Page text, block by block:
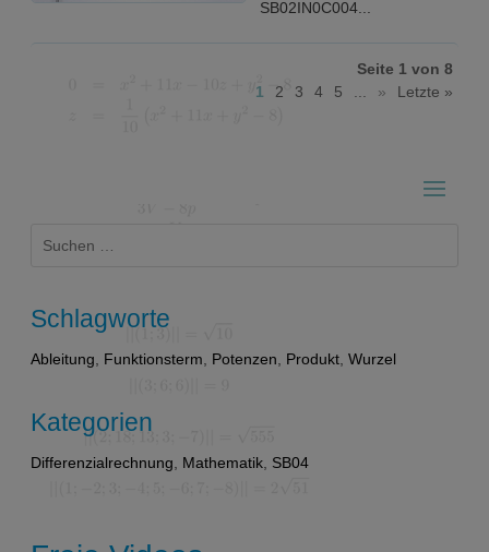
SB02IN0C004...
Seite 1 von 8
1
2 3 4 5 » Letzte »
nach:
Schlagworte
Ableitung Funktionsterm Potenzen Produkt Wurzel
Kategorien
Differenzialrechnung Mathematik SB04